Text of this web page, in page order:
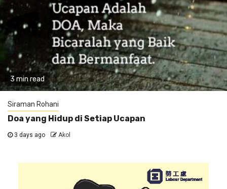
3 min read
Siraman Rohani
Doa yang Hidup di Setiap Ucapan
3 days ago Akol